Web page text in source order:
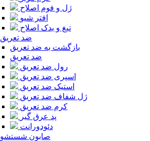
ژل و فوم اصلاح
افتر شیو
تیغ و یدک اصلاح
ضد تعریق
بازگشت به ضد تعریق
ضد تعریق
رول ضد تعریق
اسپری ضد تعریق
استیک ضد تعریق
ژل شفاف ضد تعریق
کرم ضد تعریق
پد عرق گیر
دئودورانت
صابون شستشو